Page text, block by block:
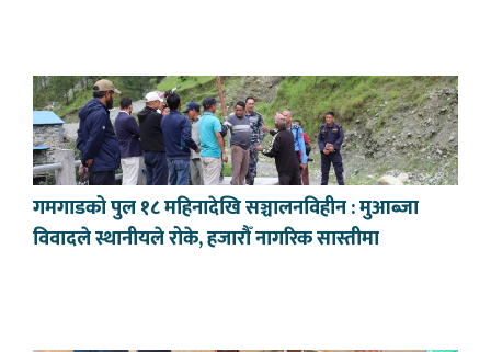
गमगाडको पुल १८ महिनादेखि सञ्चालनविहीन : मुआब्जा
विवादले स्थानीयले रोके, हजारौँ नागरिक सास्तीमा